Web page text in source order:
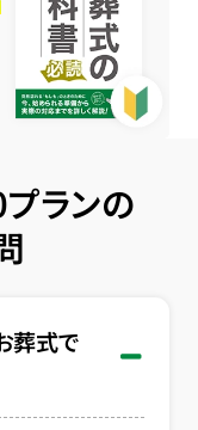
ランの
葬式で